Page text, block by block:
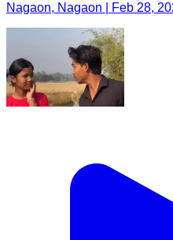
Nagaon, Nagaon | Feb 28,